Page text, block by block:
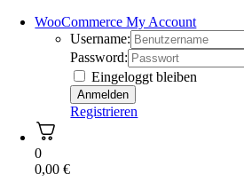
WooCommerce My Account
Username:
Password:
Eingeloggt bleiben
Registrieren
0
0,00€